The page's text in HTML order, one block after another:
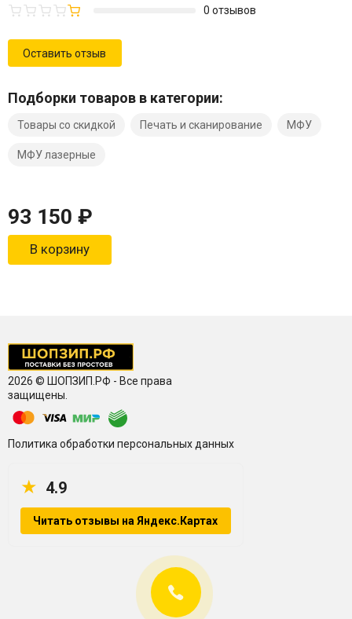
0 отзывов
Оставить отзыв
Подборки товаров в категории:
Товары со скидкой Печать и сканирование МФУ
МФУ лазерные
93 150 ₽
В корзину
2026 © ШОПЗИП.РФ - Все права
защищены.
Политика обработки персональных данных
★ 4.9
Читать отзывы на Яндекс.Картах